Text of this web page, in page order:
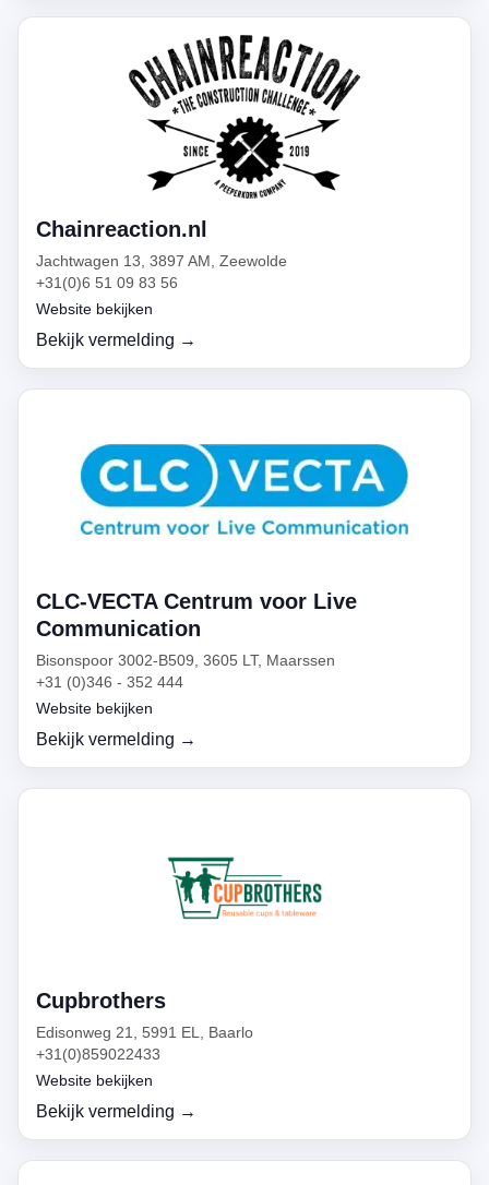
Chainreaction.nl
Jachtwagen 13, 3897 AM, Zeewolde
+31(0)6 51 09 83 56
Website bekijken
Bekijk vermelding →
CLC-VECTA Centrum voor Live
Communication
Bisonspoor 3002-B509, 3605 LT, Maarssen
+31 (0)346 - 352 444
Website bekijken
Bekijk vermelding →
Cupbrothers
Edisonweg 21, 5991 EL, Baarlo
+31(0)859022433
Website bekijken
Bekijk vermelding →